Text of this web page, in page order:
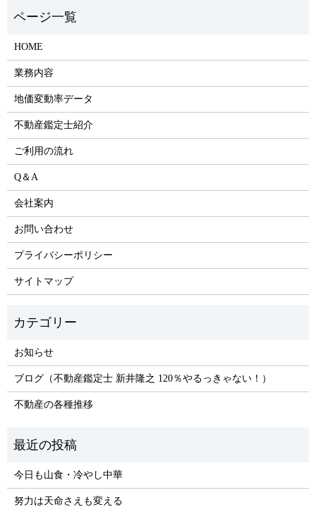
HOME
業務内容
地価変動率データ
不動産鑑定士紹介
ご利用の流れ
Q＆A
会社案内
お問い合わせ
プライバシーポリシー
サイトマップ
お知らせ
ブログ（不動産鑑定士 新井隆之 120％やるっきゃない！）
不動産の各種推移
今日も山食・冷やし中華
努力は天命さえも変える